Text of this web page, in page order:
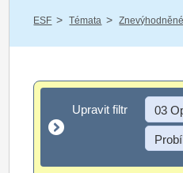
ESF / Témata /
Upravit filtr
Upravit filtr 03